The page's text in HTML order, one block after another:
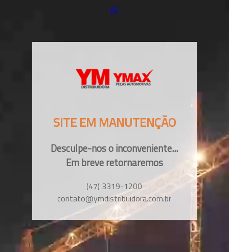
SITE EM MANUTENÇÃO
Desculpe-nos o inconveniente...
Em breve retornaremos
(47) 3319-1200
contato@ymdistribuidora.com.br